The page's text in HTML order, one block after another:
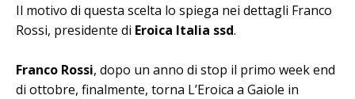
Il motivo di questa scelta lo spiega nei dettagli Franco
Rossi, presidente di Eroica Italia ssd.
Franco Rossi, dopo un anno di stop il primo week end
di ottobre, finalmente, torna L’Eroica a Gaiole in